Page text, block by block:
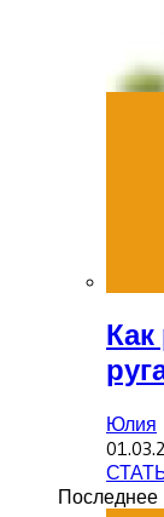
Юлия
Последнее